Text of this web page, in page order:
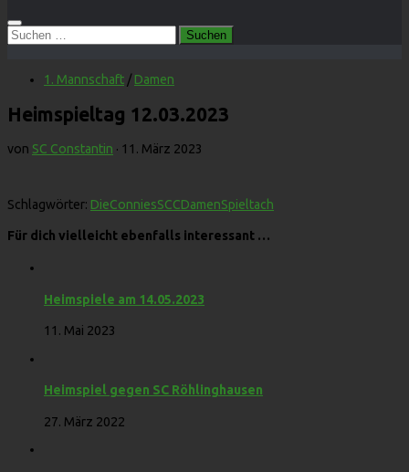
Suchen
nach:
1. Mannschaft / Damen
Heimspieltag 12.03.2023
von SC Constantin · 11. März 2023
Schlagwörter: DieConniesSCCDamenSpieltach
Für dich vielleicht ebenfalls interessant …
Heimspiele am 14.05.2023
11. Mai 2023
Heimspiel gegen SC Röhlinghausen
27. März 2022